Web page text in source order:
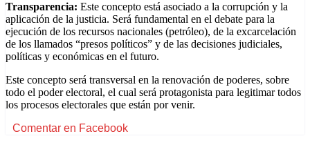
Transparencia: Este concepto está asociado a la corrupción y la
aplicación de la justicia. Será fundamental en el debate para la
ejecución de los recursos nacionales (petróleo), de la excarcelación
de los llamados “presos políticos” y de las decisiones judiciales,
políticas y económicas en el futuro.
Este concepto será transversal en la renovación de poderes, sobre
todo el poder electoral, el cual será protagonista para legitimar todos
los procesos electorales que están por venir.
Comentar en Facebook